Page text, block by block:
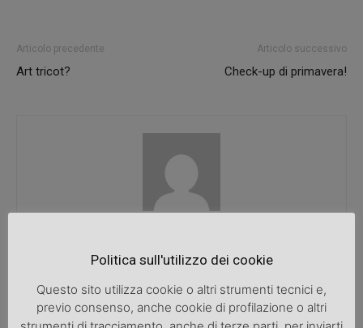
Articolo precedente
Art tricot?
Articolo successivo
Check-up di primavera!
ARTICOLI CORRELATI ALTRO DALL'AUTORE
Politica sull'utilizzo dei cookie
Questo sito utilizza cookie o altri strumenti tecnici e,
previo consenso, anche cookie di profilazione o altri